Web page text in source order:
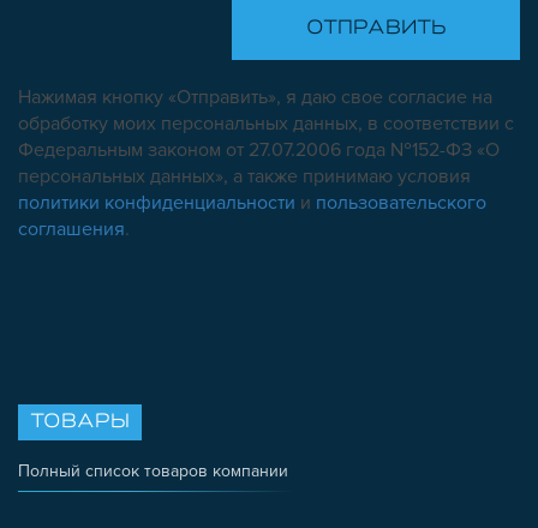
Нажимая кнопку «Отправить», я даю свое согласие на
обработку моих персональных данных, в соответствии с
Федеральным законом от 27.07.2006 года №152-ФЗ «О
персональных данных», а также принимаю условия
политики конфиденциальности и пользовательского
соглашения.
ТОВАРЫ
Полный список товаров компании